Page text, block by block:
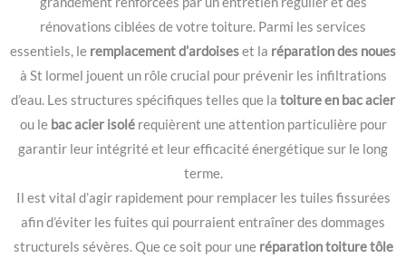
rénovations ciblées de votre toiture. Parmi les services
essentiels, le remplacement d’ardoiseset la réparation des noues
à St lormel jouent un rôle crucial pour prévenir les infiltrations
d’eau. Les structures spécifiques telles que la toiture en bac acier
ou le bac acier isolérequièrent une attention particulière pour
garantir leur intégrité et leur efficacité énergétique sur le long
terme.
Il est vital d’agir rapidement pour remplacer les tuiles fissurées
afin d’éviter les fuites qui pourraient entraîner des dommages
structurels sévères. Que ce soit pour une réparation toiture tôle